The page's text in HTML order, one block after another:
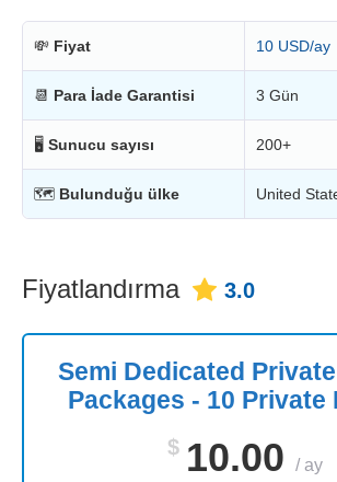
💸 Fiyat 10 USD/ay
📆 Para İade Garantisi 3 Gün
🖥 Sunucu sayısı 200+
🗺 Bulunduğu ülke United
Fiyatlandırma 3.0
Semi Dedicated
Packages - 10 Private
$ 10.00 /ay